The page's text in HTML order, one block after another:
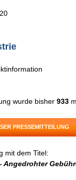
wurde bisher933
PRESSEMITTEILUNG
mit dem Titel:
Angedrohter